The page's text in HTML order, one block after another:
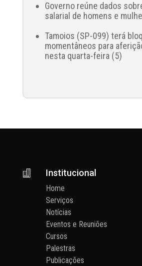
Governo reúne dados
salarial de homens e
Tamoios (SP-099) terá
momentâneos para
nesta quarta-feira (5)
 Institucional
Home
Serviços
Notícias
Eventos e Reuniões
Cursos
Palestras
Publicações